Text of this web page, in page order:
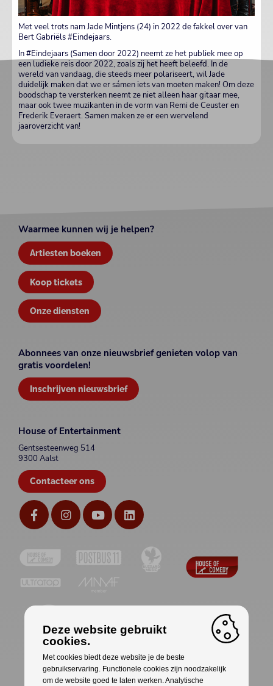
Met veel trots nam Jade Mintjens (24) in 2022 de fakkel over van
Bert Gabriëls #Eindejaars.
In #Eindejaars (Samen door 2022) neemt ze het publiek mee op
een ludieke reis door 2022, zoals zij het heeft beleefd. In de
wereld van vandaag, die steeds meer polariseert, wil Jade
duidelijk maken dat we er sámen iets van moeten maken! Om deze
boodschap te versterken neemt ze niet alleen haar gitaar mee,
maar ook twee muzikanten in de vorm van Remi de Ceuster en
Frederik Everaert. Samen maken ze er een wervelend
jaaroverzicht van!
Waarmee kunnen wij je helpen?
Artiesten boeken
Koop tickets
Onze diensten
Abonnees van onze nieuwsbrief genieten volop van
gratis voordelen!
Inschrijven nieuwsbrief
House of Entertainment
Gentsesteenweg 514
9300 Aalst
Contacteer ons
Deze website gebruikt
cookies.
Met cookies biedt deze website je de beste
gebruikservaring. Functionele cookies zijn noodzakelijk
om de website goed te laten werken. Analytische